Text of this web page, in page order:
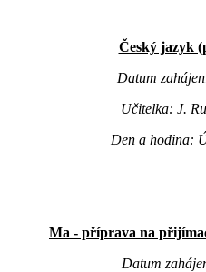
Český jazyk
Datum
Učitelka: J.
Den a hodina:
Ma - příprava na
Datum